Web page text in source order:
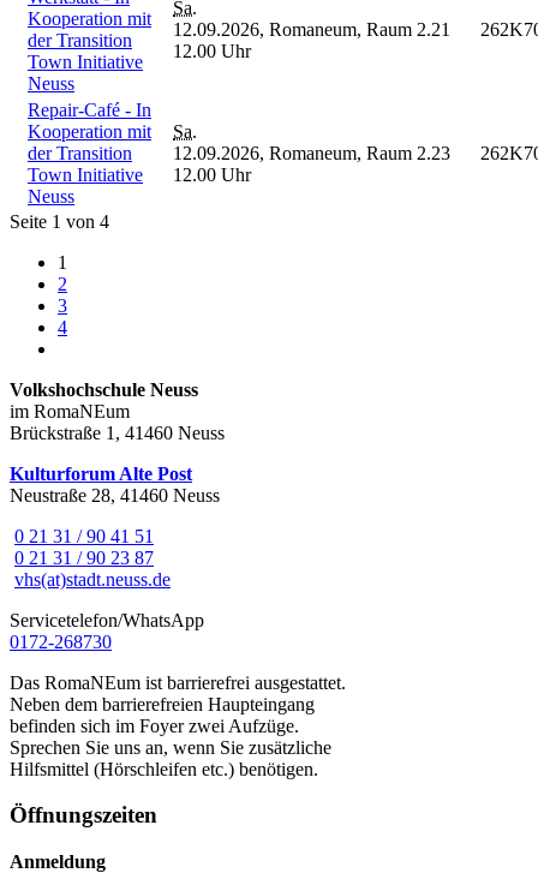
Kooperation mit
der Transition
Town Initiative
Neuss
Sa.
12.09.2026,
12.00 Uhr
Romaneum, Raum 2.21
Repair-Café - In
Kooperation mit
der Transition
Town Initiative
Neuss
Sa.
12.09.2026,
12.00 Uhr
Romaneum, Raum 2.23
Seite 1 von 4
1
2
3
4
Volkshochschule Neuss
im RomaNEum
Brückstraße 1, 41460 Neuss
Kulturforum Alte Post
Neustraße 28, 41460 Neuss
0 21 31 / 90 41 51
0 21 31 / 90 23 87
vhs(at)stadt.neuss.de
Servicetelefon/WhatsApp
0172-268730
Das RomaNEum ist barrierefrei ausgestattet.
Neben dem barrierefreien Haupteingang
befinden sich im Foyer zwei Aufzüge.
Sprechen Sie uns an, wenn Sie zusätzliche
Hilfsmittel (Hörschleifen etc.) benötigen.
Öffnungszeiten
Anmeldung